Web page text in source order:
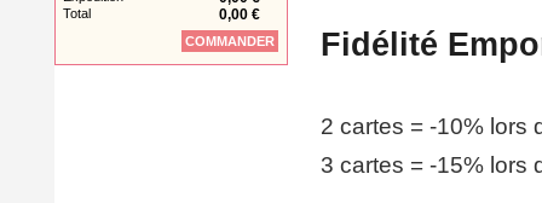
Fidélité
2 cartes = -10% lors
3 cartes = -15% lors
Total 0,00 €
COMMANDER